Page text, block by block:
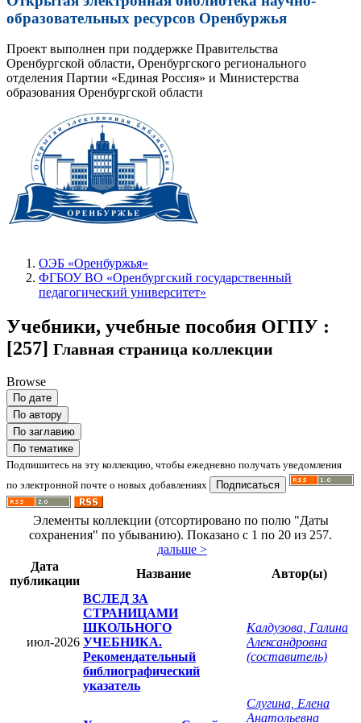
образовательных ресурсов Оренбуржья
Проект выполнен при поддержке Правительства
Оренбургской области, Оренбургского регионального
отделения Партии «Единая Россия» и Министерства
образования Оренбургской области
ОЭБ «Оренбуржья»
ФГБОУ ВО «Оренбургский государственный
педагогический университет»
Учебники, учебные пособия ОГПУ :
[257] Главная страница коллекции
Browse
Подпишитесь на эту коллекцию, чтобы ежедневно получать уведомления
по электронной почте о новых добавлениях
Элементы коллекции (отсортировано по полю "Даты
сохранения" по убыванию). Показано с 1 по 20 из 257.
дальше >
Дата
публикации
Название Автор(ы)
июл-2026
ВСЛЕД ЗА
СТРАНИЦАМИ
ШКОЛЬНОГО
УЧЕБНИКА.
Рекомендательный
библиографический
указатель
Калдузова, Галина
Александровна
(составитель)
Слугина, Елена
Анатольевна